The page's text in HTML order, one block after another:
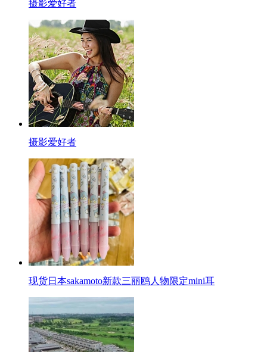
摄影爱好者
摄影爱好者
现货日本sakamoto新款三丽鸥人物限定mini耳